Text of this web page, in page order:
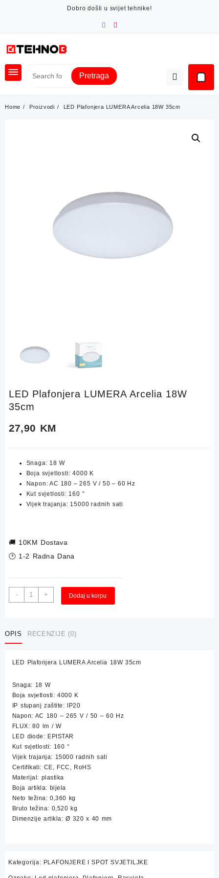
Dobro došli u svijet tehnike!
Pretraga
Home Proizvodi LED Plafonjera LUMERA Arcelia 18W 35cm
LED Plafonjera LUMERA Arcelia 18W
35cm
27,90 KM
Snaga: 18 W
Boja svjetlosti: 4000 K
Napon: AC 180 – 265 V / 50 – 60 Hz
Kut svjetlosti: 160 °
Vijek trajanja: 15000 radnih sati
🚚 10KM Dostava
🕑 1-2 Radna Dana
-
LED
Plafonjera
18W
+ Dodaj u korpu
OPIS RECENZIJE (0)
LED Plafonjera LUMERA Arcelia 18W 35cm
Snaga: 18 W
Boja svjetlosti: 4000 K
IP stupanj zaštite: IP20
Napon: AC 180 – 265 V / 50 – 60 Hz
FLUX: 80 lm / W
LED diode: EPISTAR
Kut svjetlosti: 160 °
Vijek trajanja: 15000 radnih sati
Certifikati: CE, FCC, RoHS
Materijal: plastika
Boja artikla: bijela
Neto težina: 0,360 kg
Bruto težina: 0,520 kg
Dimenzije artikla: Ø 320 x 40 mm
Kategorija: PLAFONJERE I SPOT SVJETILJKE